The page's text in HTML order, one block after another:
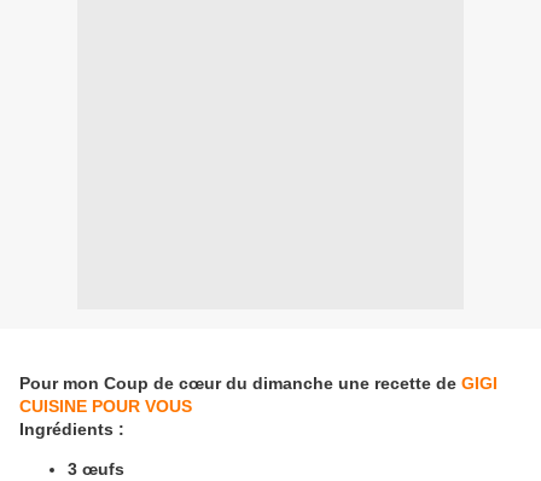
Pour mon Coup de cœur du dimanche une recette de GIGI
CUISINE POUR VOUS
Ingrédients :
3 œufs